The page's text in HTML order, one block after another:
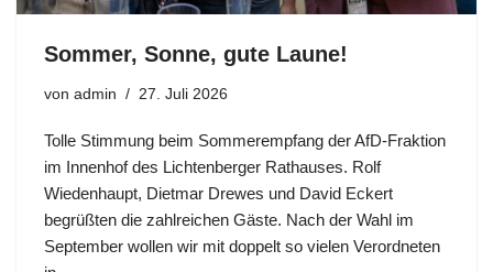
Sommer, Sonne, gute Laune!
von admin 27. Juli 2026
Tolle Stimmung beim Sommerempfang der AfD-Fraktion
im Innenhof des Lichtenberger Rathauses. Rolf
Wiedenhaupt, Dietmar Drewes und David Eckert
begrüßten die zahlreichen Gäste. Nach der Wahl im
September wollen wir mit doppelt so vielen Verordneten